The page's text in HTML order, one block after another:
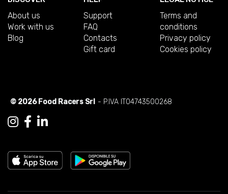
About us
Work with us
Blog
Support
FAQ
Contacts
Gift card
Terms and
conditions
Privacy policy
Cookies policy
© 2026 Food Racers Srl - P.IVA IT04743500268